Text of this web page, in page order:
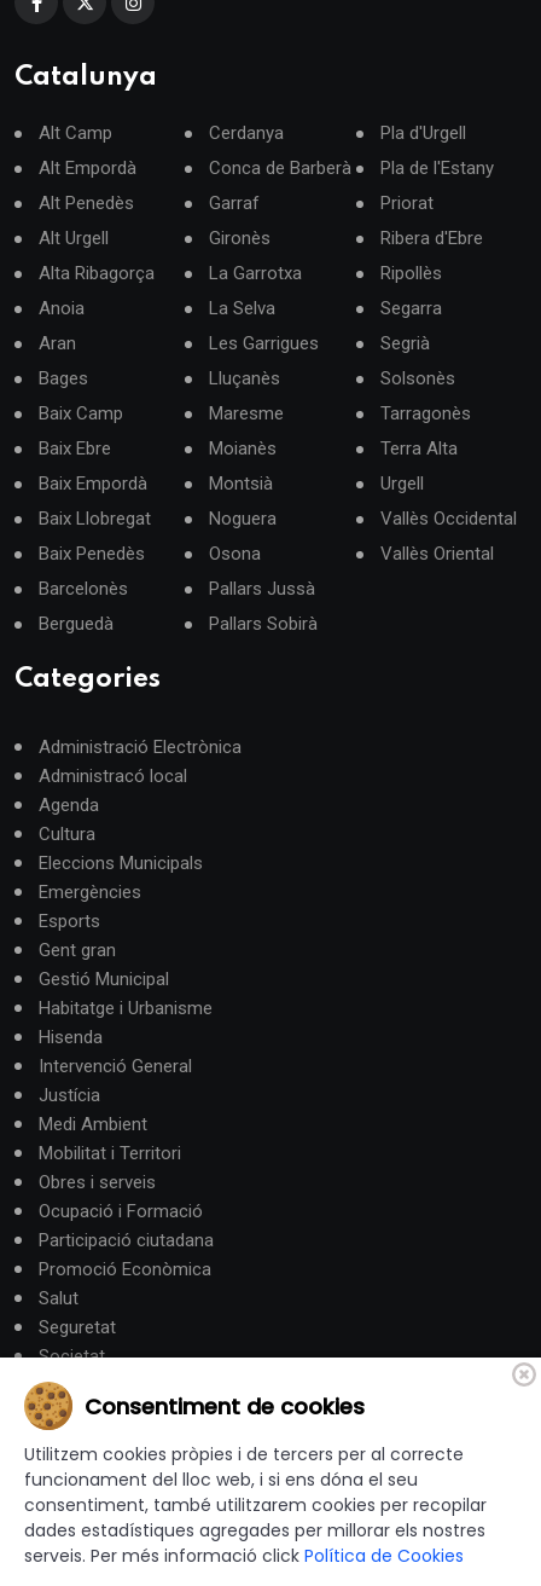
Catalunya
Alt Camp
Alt Empordà
Alt Penedès
Alt Urgell
Alta Ribagorça
Anoia
Aran
Bages
Baix Camp
Baix Ebre
Baix Empordà
Baix Llobregat
Baix Penedès
Barcelonès
Berguedà
Cerdanya
Conca de Barberà
Garraf
Gironès
La Garrotxa
La Selva
Les Garrigues
Lluçanès
Maresme
Moianès
Montsià
Noguera
Osona
Pallars Jussà
Pallars Sobirà
Pla d'Urgell
Pla de l'Estany
Priorat
Ribera d'Ebre
Ripollès
Segarra
Segrià
Solsonès
Tarragonès
Terra Alta
Urgell
Vallès Occidental
Vallès Oriental
Categories
Administració Electrònica
Administracó local
Agenda
Cultura
Eleccions Municipals
Emergències
Esports
Gent gran
Gestió Municipal
Habitatge i Urbanisme
Hisenda
Intervenció General
Justícia
Medi Ambient
Mobilitat i Territori
Obres i serveis
Ocupació i Formació
Participació ciutadana
Promoció Econòmica
Salut
Seguretat
Societat
Turisme
Altres Canals
canalandorra.ad
Consentiment de cookies
Utilitzem cookies pròpies i de tercers per al correcte
funcionament del lloc web, i si ens dóna el seu
consentiment, també utilitzarem cookies per recopilar
dades estadístiques agregades per millorar els nostres
serveis. Per més informació click Política de Cookies